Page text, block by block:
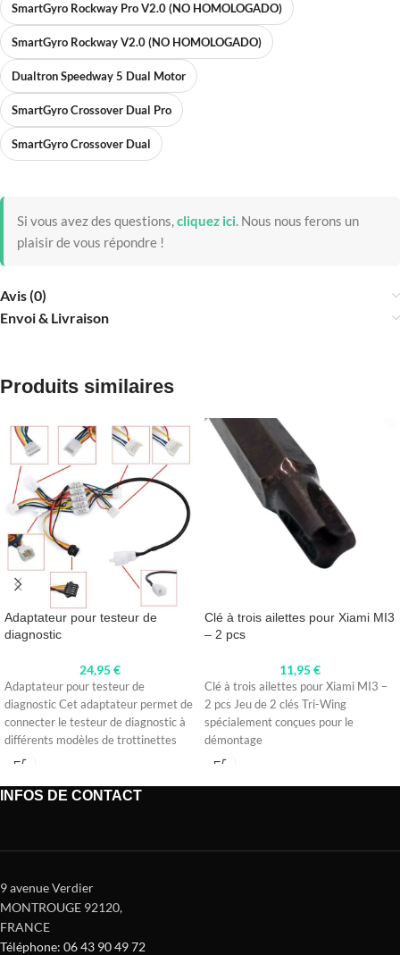
SmartGyro Rockway Pro V2.0 (NO HOMOLOGADO)
SmartGyro Rockway V2.0 (NO HOMOLOGADO)
Dualtron Speedway 5 Dual Motor
SmartGyro Crossover Dual Pro
SmartGyro Crossover Dual
Si vous avez des questions,cliquez ici. Nous nous ferons un
plaisir de vous répondre !
Avis (0)
Envoi & Livraison
Produits similaires
Adaptateur pour testeur de
diagnostic
24,95€
Adaptateur pour testeur de
diagnostic Cet adaptateur permet de
connecter le testeur de diagnostic à
différents modèles de trottinettes
électriques,
Clé à trois ailettes pour Xiami MI3
– 2 pcs
11,95€
Clé à trois ailettes pour Xiami MI3 –
2 pcs Jeu de 2 clés Tri-Wing
spécialement conçues pour le
démontage
INFOS DE CONTACT
9 avenue Verdier
MONTROUGE 92120,
FRANCE
Téléphone: 06 43 90 49 72